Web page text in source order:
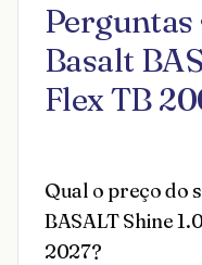
Perguntas
Basalt
Flex TB
Qual o preço do
BASALT Shine
2027?